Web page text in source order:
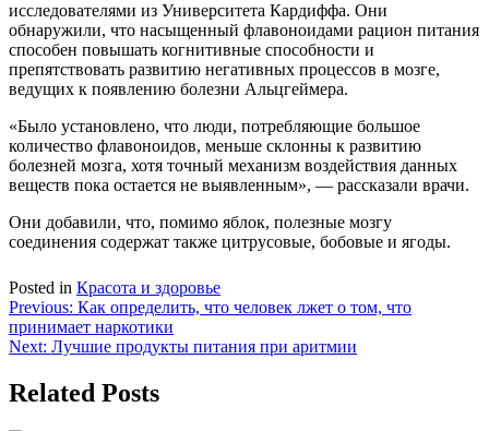
исследователями из Университета Кардиффа. Они
обнаружили, что насыщенный флавоноидами рацион питания
способен повышать когнитивные способности и
препятствовать развитию негативных процессов в мозге,
ведущих к появлению болезни Альцгеймера.
«Было установлено, что люди, потребляющие большое
количество флавоноидов, меньше склонны к развитию
болезней мозга, хотя точный механизм воздействия данных
веществ пока остается не выявленным», — рассказали врачи.
Они добавили, что, помимо яблок, полезные мозгу
соединения содержат также цитрусовые, бобовые и ягоды.
Posted in Красота и здоровье
Навигация
по
Previous: Как определить, что человек лжет о том, что
принимает наркотики
Next: Лучшие продукты питания при аритмии
Related Posts